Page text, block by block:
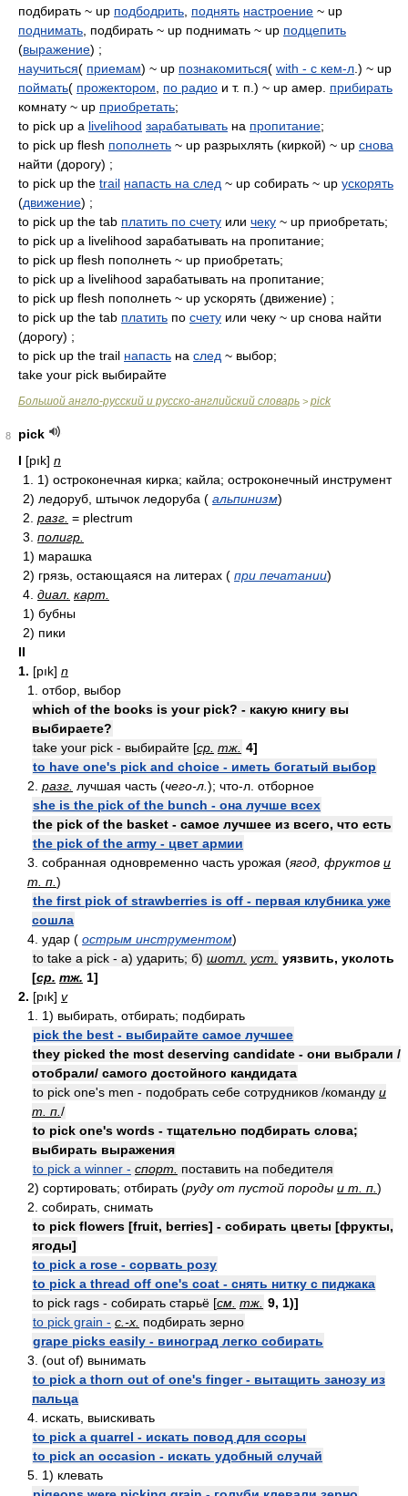
подбирать ~ up подбодрить поднять настроение ~ up
поднимать , подбирать ~ up поднимать ~ up подцепить
(выражение) ;
научиться( приемам) ~ up познакомиться( with - с кем-л .) ~ up
поймать( прожектором по радио и т. п.) ~ up амер. прибирать
комнату ~ up приобретать;
to pick up a livelihood зарабатывать на пропитание;
to pick up flesh пополнеть ~ up разрыхлять (киркой) ~ up снова
найти (дорогу) ;
to pick up the trail напасть на след ~ up собирать ~ up ускорять
(движение) ;
to pick up the tab платить по счету или чеку ~ up приобретать;
to pick up a livelihood зарабатывать на пропитание;
to pick up flesh пополнеть ~ up приобретать;
to pick up a livelihood зарабатывать на пропитание;
to pick up flesh пополнеть ~ up ускорять (движение) ;
to pick up the tab платить по счету или чеку ~ up снова найти
(дорогу) ;
to pick up the trail напасть на след ~ выбор;
take your pick выбирайте
Большой англо-русский и русско-английский словарь > pick
8
pick
I [pık] n
1. 1) остроконечная кирка; кайла; остроконечный инструмент
2) ледоруб, штычок ледоруба ( альпинизм)
2. разг. = plectrum
3. полигр.
1) марашка
2) грязь, остающаяся на литерах ( при печатании)
4. диал. карт.
1) бубны
2) пики
II
1. [pık] n
1. отбор, выбор
which of the books is your pick? - какую книгу вы
выбираете?
take your pick - выбирайте [ср. тж. 4]
to have one's pick and choice - иметь богатый выбор
2. разг. лучшая часть (чего-л. ); что-л. отборное
she is the pick of the bunch - она лучше всех
the pick of the basket - самое лучшее из всего, что есть
the pick of the army - цвет армии
3. собранная одновременно часть урожая (ягод, фруктов и
т. п. )
the first pick of strawberries is off - первая клубника уже
сошла
4. удар ( острым инструментом)
to take a pick - а) ударить; б) шотл. уст.
уязвить, уколоть
[ср. тж. 1]
2. [pık] v
1. 1) выбирать, отбирать; подбирать
pick the best - выбирайте самое лучшее
they picked the most deserving candidate - они выбрали /
отобрали/ самого достойного кандидата
to pick one's men - подобрать себе сотрудников /команду и
т. п. /
to pick one's words - тщательно подбирать слова;
выбирать выражения
to pick a winner - спорт.
поставить на победителя
2) сортировать; отбирать (руду от пустой породы и т. п. )
2. собирать, снимать
to pick flowers [fruit, berries] - собирать цветы [фрукты,
ягоды]
to pick a rose - сорвать розу
to pick a thread off one's coat - снять нитку с пиджака
to pick rags - собирать старьё [см. тж. 9, 1)]
to pick grain - с.-х. подбирать зерно
grape picks easily - виноград легко собирать
3. (out of) вынимать
to pick a thorn out of one's finger - вытащить занозу из
пальца
4. искать, выискивать
to pick a quarrel - искать повод для ссоры
to pick an occasion - искать удобный случай
5. 1) клевать